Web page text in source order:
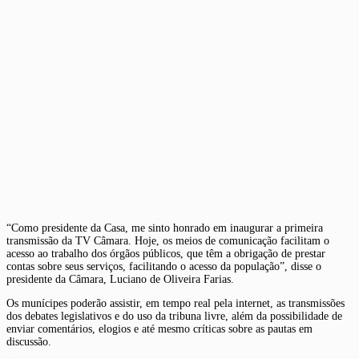
“Como presidente da Casa, me sinto honrado em inaugurar a primeira
transmissão da TV Câmara. Hoje, os meios de comunicação facilitam o
acesso ao trabalho dos órgãos públicos, que têm a obrigação de prestar
contas sobre seus serviços, facilitando o acesso da população”, disse o
presidente da Câmara, Luciano de Oliveira Farias.
Os munícipes poderão assistir, em tempo real pela internet, as transmissões
dos debates legislativos e do uso da tribuna livre, além da possibilidade de
enviar comentários, elogios e até mesmo críticas sobre as pautas em
discussão.